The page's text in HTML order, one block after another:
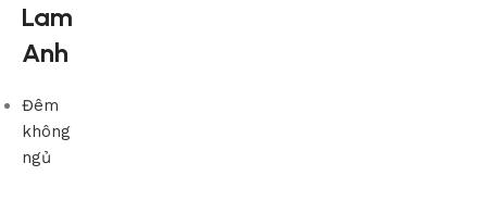
Lam
Anh
Đêm
không
ngủ